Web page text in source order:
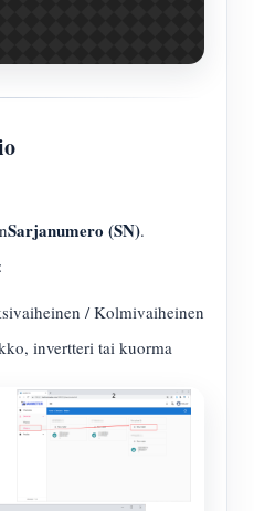
Sarjanumero (SN).
/ Kolmivaiheinen
invertteri tai kuorma